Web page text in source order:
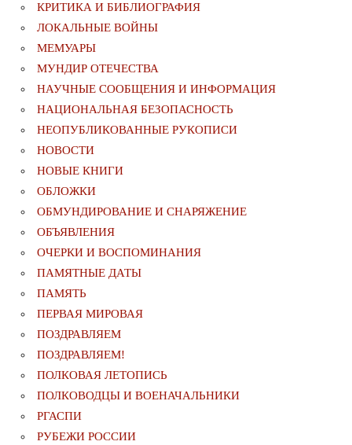
КРИТИКА И БИБЛИОГРАФИЯ
ЛОКАЛЬНЫЕ ВОЙНЫ
МЕМУАРЫ
МУНДИР ОТЕЧЕСТВА
НАУЧНЫЕ СООБЩЕНИЯ И ИНФОРМАЦИЯ
НАЦИОНАЛЬНАЯ БЕЗОПАСНОСТЬ
НЕОПУБЛИКОВАННЫЕ РУКОПИСИ
НОВОСТИ
НОВЫЕ КНИГИ
ОБЛОЖКИ
ОБМУНДИРОВАНИЕ И СНАРЯЖЕНИЕ
ОБЪЯВЛЕНИЯ
ОЧЕРКИ И ВОСПОМИНАНИЯ
ПАМЯТНЫЕ ДАТЫ
ПАМЯТЬ
ПЕРВАЯ МИРОВАЯ
ПОЗДРАВЛЯЕМ
ПОЗДРАВЛЯЕМ!
ПОЛКОВАЯ ЛЕТОПИСЬ
ПОЛКОВОДЦЫ И ВОЕНАЧАЛЬНИКИ
РГАСПИ
РУБЕЖИ РОССИИ